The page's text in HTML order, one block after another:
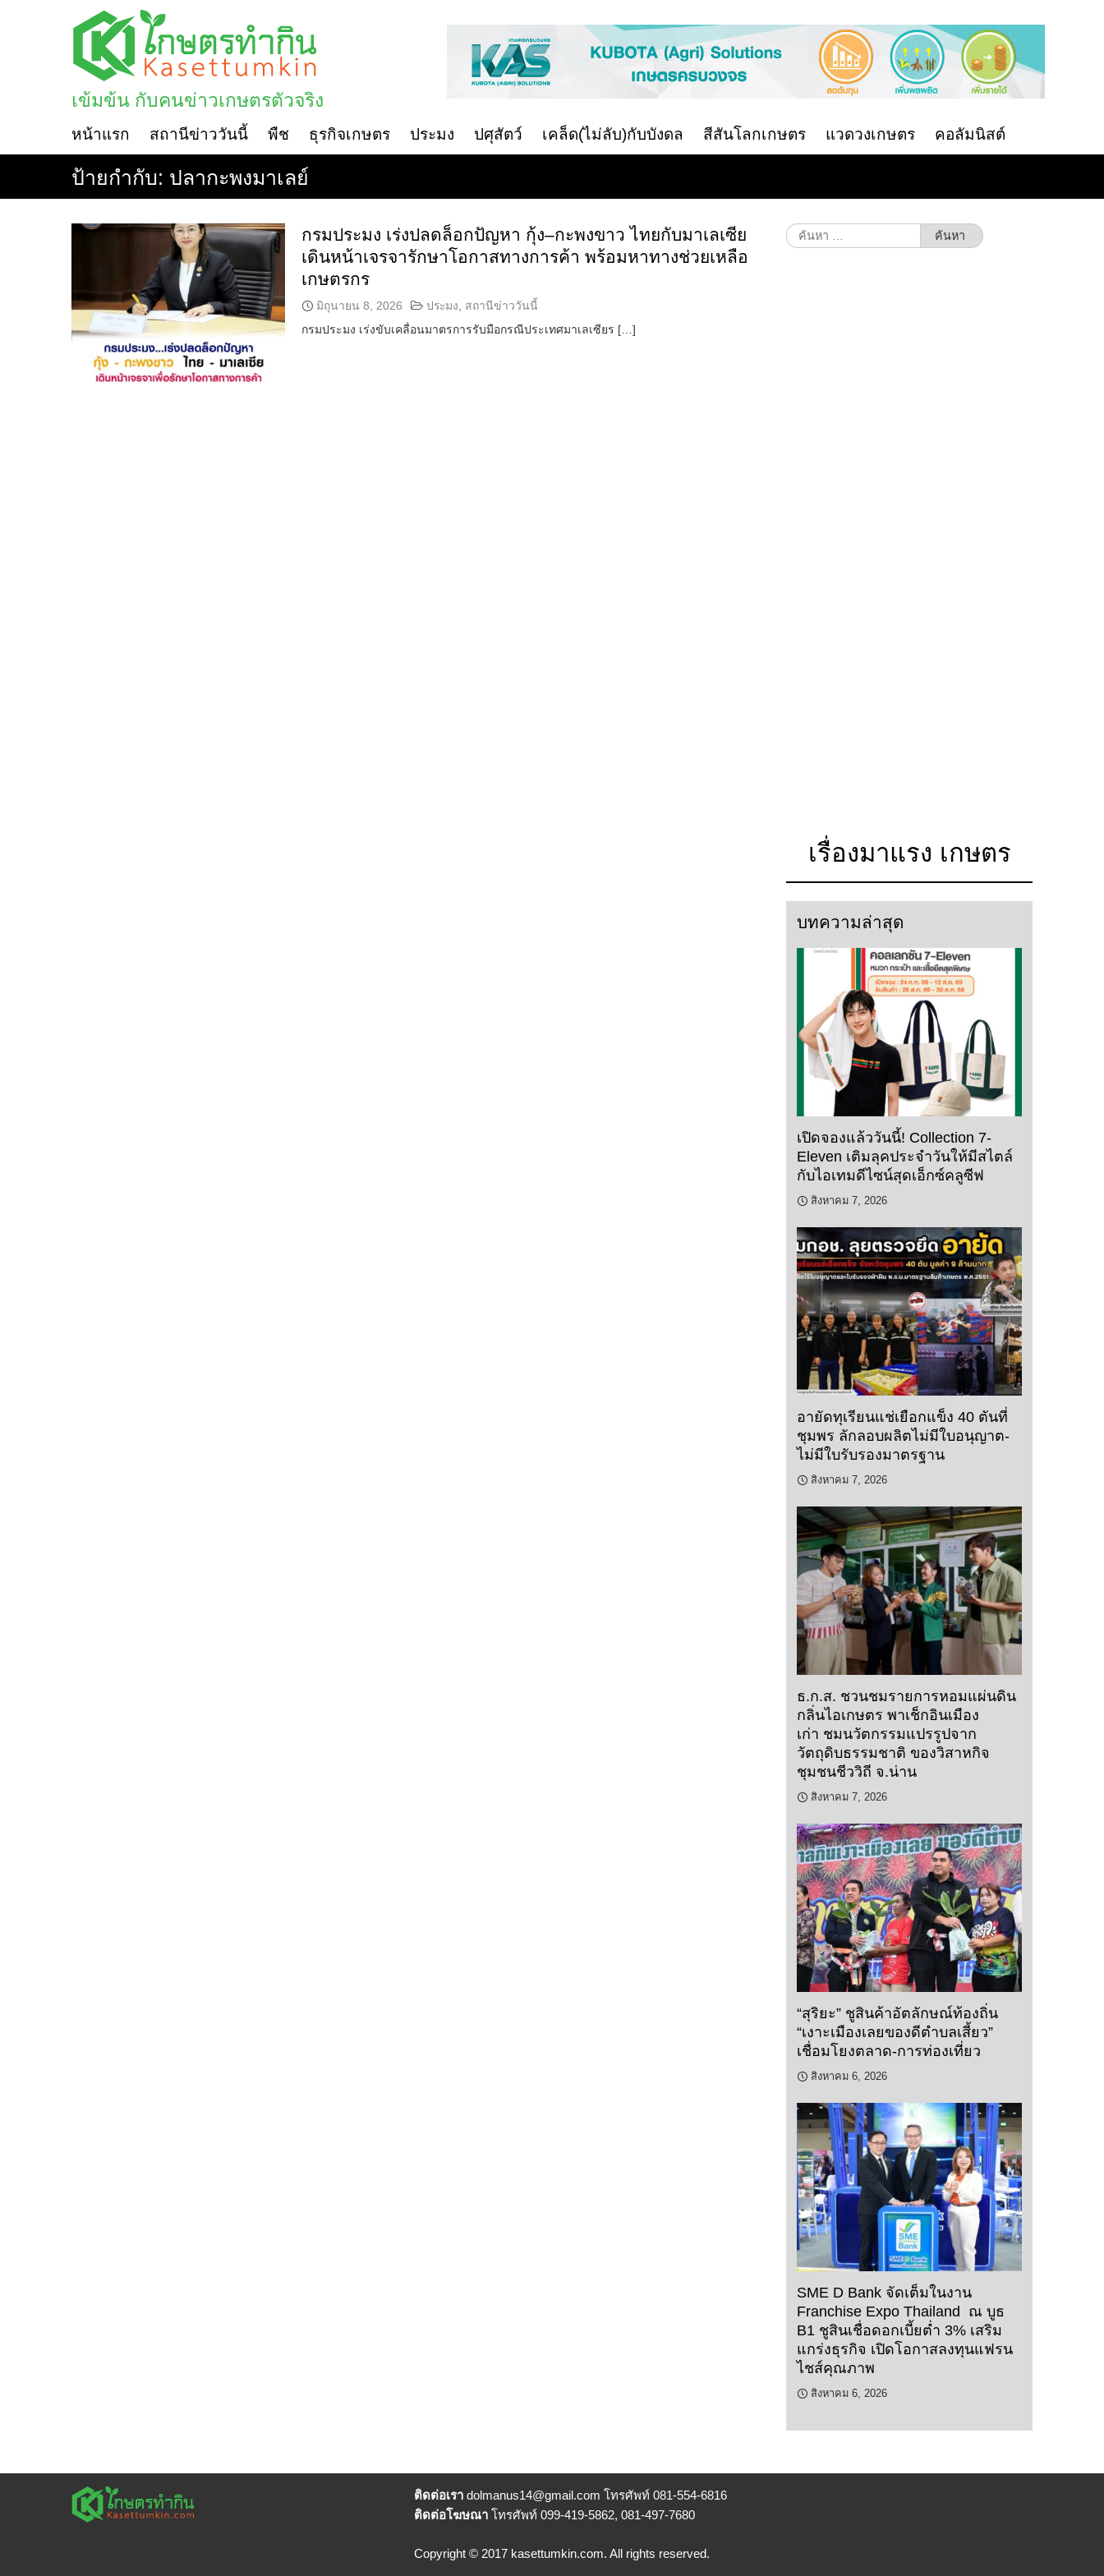
เข้มข้น กับคนข่าวเกษตรตัวจริง
หน้าแรก สถานีข่าววันนี้ พืช ธุรกิจเกษตร ประมง ปศุสัตว์ เคล็ด(ไม่ลับ)กับบังดล สีสันโลกเกษตร แวดวงเกษตร คอลัมนิสต์
ป้ายกำกับ: ปลากะพงมาเลย์
กรมประมง เร่งปลดล็อกปัญหา กุ้ง–กะพงขาว ไทยกับมาเลเซีย
เดินหน้าเจรจารักษาโอกาสทางการค้า พร้อมหาทางช่วยเหลือ
เกษตรกร
มิถุนายน 8, 2026 ประมง
สถานีข่าววันนี้
กรมประมง เร่งขับเคลื่อนมาตรการรับมือกรณีประเทศมาเลเซียร […]
ค้นหา
สำหรับ:
เรื่องมาแรง เกษตร
บทความล่าสุด
เปิดจองแล้ววันนี้! Collection 7-
Eleven เติมลุคประจำวันให้มีสไตล์
กับไอเทมดีไซน์สุดเอ็กซ์คลูซีฟ
สิงหาคม 7, 2026
อายัดทุเรียนแช่เยือกแข็ง 40 ตันที่
ชุมพร ลักลอบผลิตไม่มีใบอนุญาต-
ไม่มีใบรับรองมาตรฐาน
สิงหาคม 7, 2026
ธ.ก.ส. ชวนชมรายการหอมแผ่นดิน
กลิ่นไอเกษตร พาเช็กอินเมือง
เก่า ชมนวัตกรรมแปรรูปจาก
วัตถุดิบธรรมชาติ ของวิสาหกิจ
ชุมชนชีววิถี จ.น่าน
สิงหาคม 7, 2026
“สุริยะ” ชูสินค้าอัตลักษณ์ท้องถิ่น
“เงาะเมืองเลยของดีตำบลเสี้ยว”
เชื่อมโยงตลาด-การท่องเที่ยว
สิงหาคม 6, 2026
SME D Bank จัดเต็มในงาน
Franchise Expo Thailand ณ บูธ
B1 ชูสินเชื่อดอกเบี้ยต่ำ 3% เสริม
แกร่งธุรกิจ เปิดโอกาสลงทุนแฟรน
ไชส์คุณภาพ
สิงหาคม 6, 2026
ติดต่อเรา dolmanus14@gmail.com โทรศัพท์ 081-554-6816
ติดต่อโฆษณา โทรศัพท์ 099-419-5862, 081-497-7680
Copyright © 2017 kasettumkin.com. All rights reserved.